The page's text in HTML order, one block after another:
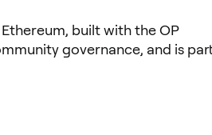
built with the OP
governance, and is